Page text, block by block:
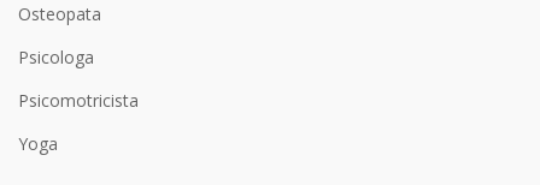
Osteopata
Psicologa
Psicomotricista
Yoga